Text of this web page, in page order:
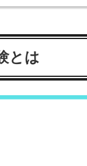
とは